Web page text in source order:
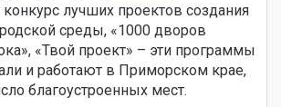
лучших проектов создания
среды, «1000 дворов
«Твой проект» – эти программы
и работают в Приморском крае,
благоустроенных мест.